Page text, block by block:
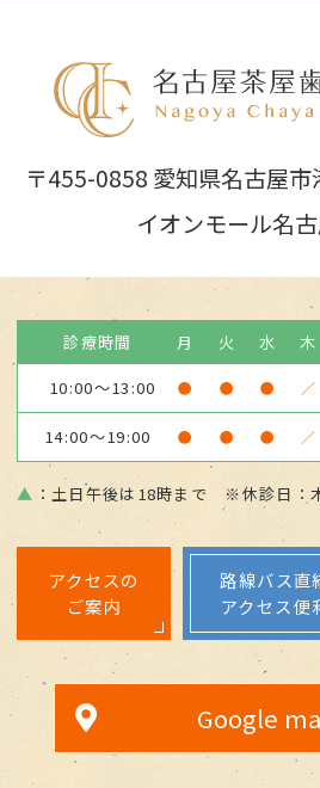
〒455-0858 愛知県名古屋
イオンモール名
診療時間 月 火 水 木
10:00～13:00
● ● ● ／
14:00～19:00 ● ● ● ／
▲ ：土日午後は18時まで ※休診日：
アクセスの
ご案内
路線バス直
アクセス便
Google